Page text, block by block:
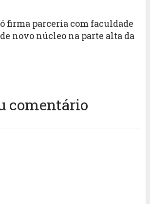
firma parceria com faculdade
novo núcleo na parte alta da
comentário